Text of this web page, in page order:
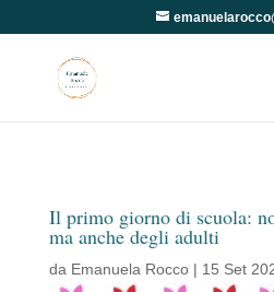
Il primo giorno di scuola:
ma anche degli adulti
da Emanuela Rocco| 15 Set